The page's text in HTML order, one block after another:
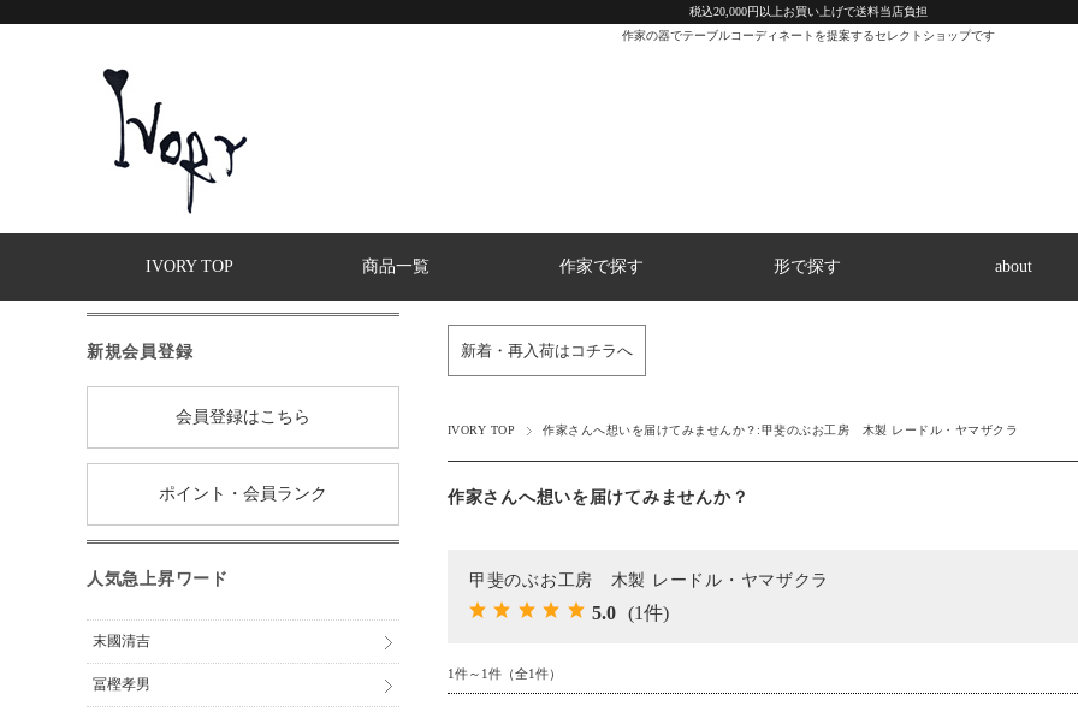
税込20,000円以上お買い上げで送料当店負担
作家の器でテーブルコーディネートを提案するセレクトショップです
IVORY TOP 商品一覧 作家で探す 形で探す about
新着・再入荷はコチラへ
IVORY TOP 作家さんへ想いを届けてみませんか？:甲斐のぶお工房 木製 レードル・ヤマザクラ
作家さんへ想いを届けてみませんか？
甲斐のぶお工房 木製 レードル・ヤマザクラ
5.0 (1件)
1件～1件（全1件）
新規会員登録
会員登録はこちら
ポイント・会員ランク
人気急上昇ワード
末國清吉
冨樫孝男